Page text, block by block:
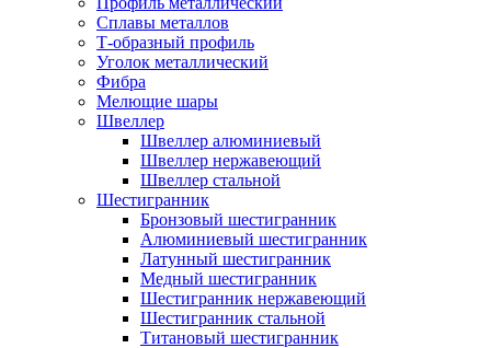
Сплавы металлов
Т-образный профиль
Уголок металлический
Фибра
Мелющие шары
Швеллер
Швеллер алюминиевый
Швеллер нержавеющий
Швеллер стальной
Шестигранник
Бронзовый шестигранник
Алюминиевый шестигранник
Латунный шестигранник
Медный шестигранник
Шестигранник нержавеющий
Шестигранник стальной
Титановый шестигранник